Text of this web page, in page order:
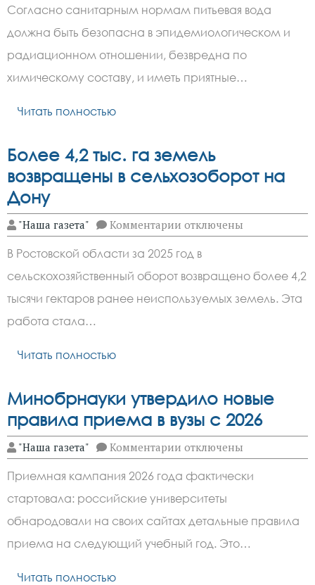
вода
и
пищевые
продукты
должны
быть
безопасными
Согласно санитарным нормам питьевая вода
должна быть безопасна в эпидемиологическом и
радиационном отношении, безвредна по
химическому составу, и иметь приятные…
Читать полностью
Более 4,2 тыс. га земель
возвращены в сельхозоборот на
Дону
"Наша газета" Комментарии к
записи
4,2
тыс.
га
земель
возвращены
отключены
В Ростовской области за 2025 год в
сельскохозяйственный оборот возвращено более 4,2
тысячи гектаров ранее неиспользуемых земель. Эта
работа стала…
Читать полностью
Минобрнауки утвердило новые
правила приема в вузы с 2026
"Наша газета" Комментарии к
записи
Минобрнауки
утвердило
новые
правила
приема
в
вузы
отключены
Приемная кампания 2026 года фактически
стартовала: российские университеты
обнародовали на своих сайтах детальные правила
приема на следующий учебный год. Это…
Читать полностью